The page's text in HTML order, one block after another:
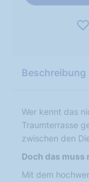
Beschreibung
Wer kennt das
Traumterrasse
zwischen den
Doch das muss
Mit dem